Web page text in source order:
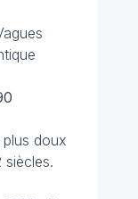
plus doux
siècles.